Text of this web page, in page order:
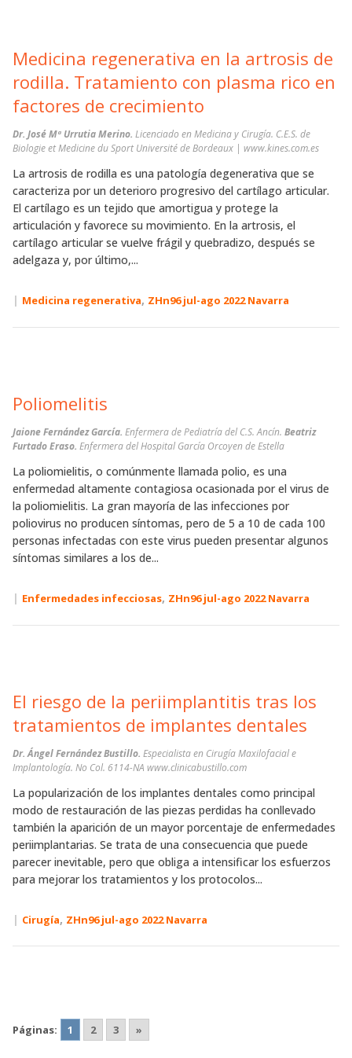
Medicina regenerativa en la artrosis de
rodilla. Tratamiento con plasma rico en
factores de crecimiento
Dr. José Mª Urrutia Merino. Licenciado en Medicina y Cirugía. C.E.S. de
Biologie et Medicine du Sport Université de Bordeaux | www.kines.com.es
La artrosis de rodilla es una patología degenerativa que se
caracteriza por un deterioro progresivo del cartílago articular.
El cartílago es un tejido que amortigua y protege la
articulación y favorece su movimiento. En la artrosis, el
cartílago articular se vuelve frágil y quebradizo, después se
adelgaza y, por último,...
| Medicina regenerativa, ZHn96 jul-ago 2022 Navarra
Poliomelitis
Jaione Fernández García. Enfermera de Pediatría del C.S. Ancín. Beatriz
Furtado Eraso. Enfermera del Hospital García Orcoyen de Estella
La poliomielitis, o comúnmente llamada polio, es una
enfermedad altamente contagiosa ocasionada por el virus de
la poliomielitis. La gran mayoría de las infecciones por
poliovirus no producen síntomas, pero de 5 a 10 de cada 100
personas infectadas con este virus pueden presentar algunos
síntomas similares a los de...
| Enfermedades infecciosas, ZHn96 jul-ago 2022 Navarra
El riesgo de la periimplantitis tras los
tratamientos de implantes dentales
Dr. Ángel Fernández Bustillo. Especialista en Cirugía Maxilofacial e
Implantología. No Col. 6114-NA www.clinicabustillo.com
La popularización de los implantes dentales como principal
modo de restauración de las piezas perdidas ha conllevado
también la aparición de un mayor porcentaje de enfermedades
periimplantarias. Se trata de una consecuencia que puede
parecer inevitable, pero que obliga a intensificar los esfuerzos
para mejorar los tratamientos y los protocolos...
| Cirugía, ZHn96 jul-ago 2022 Navarra
Páginas: 1 2 3 »